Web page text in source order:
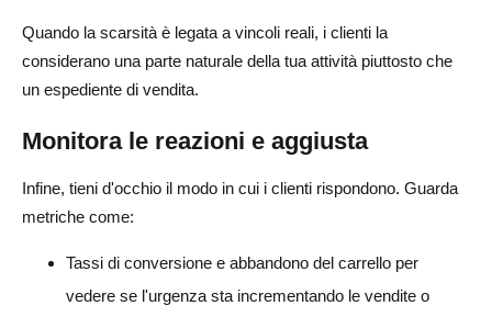
Quando la scarsità è legata a vincoli reali, i clienti la
considerano una parte naturale della tua attività piuttosto che
un espediente di vendita.
Monitora le reazioni e aggiusta
Infine, tieni d'occhio il modo in cui i clienti rispondono. Guarda
metriche come:
Tassi di conversione e abbandono del carrello per
vedere se l'urgenza sta incrementando le vendite o